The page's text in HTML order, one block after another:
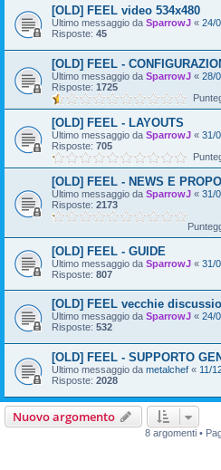
[OLD] FEEL video 534x480
Ultimo messaggio da SparrowJ « 24/
Risposte: 45
[OLD] FEEL -
Ultimo messaggio da SparrowJ « 28/
Risposte: 1725
[OLD] FEEL - LAYOUTS
Ultimo messaggio da SparrowJ « 31/
Risposte: 705
[OLD] FEEL - NEWS E
Ultimo messaggio da SparrowJ « 31/
Risposte: 2173
[OLD] FEEL - GUIDE
Ultimo messaggio da SparrowJ « 31/
Risposte: 807
[OLD] FEEL vecchie
Ultimo messaggio da SparrowJ « 24/
Risposte: 532
[OLD] FEEL - SUPPORTO
Ultimo messaggio da metalchef « 11/
Risposte: 2028
Nuovo argomento
8 argomenti •